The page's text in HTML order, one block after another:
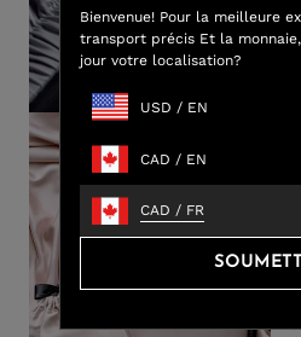
Bienvenue! Pour la meilleure
transport précis Et la
jour votre localisation?
USD / EN
CAD / EN
CAD / FR